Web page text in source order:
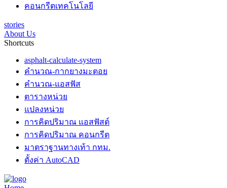
คอนกรีตเทคโนโลยี
stories
About Us
Shortcuts
asphalt-calculate-system
คำนวณ-กากยางมะตอย
คำนวณ-แอสฟัส
ตารางหน่วย
แปลงหน่วย
การคิดปริมาณ แอสฟัสต์
การคิดปริมาณ คอนกรีต
มาตราฐานทางเท้า กทม.
ตั้งค่า AutoCAD